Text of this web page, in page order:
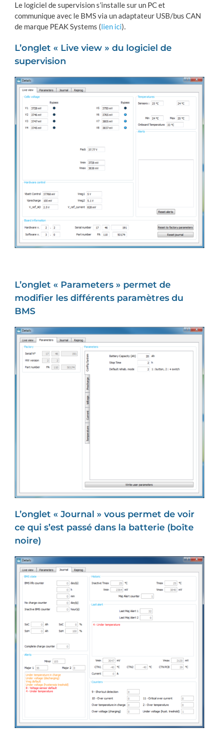
Le logiciel de supervision s’installe sur un PC et
communique avec le BMS via un adaptateur USB/bus CAN
de marque PEAK Systems (lien ici).
L’onglet « Live view » du logiciel de
supervision
L’onglet « Parameters » permet de
modifier les différents paramètres du
BMS
L’onglet « Journal » vous permet de voir
ce qui s’est passé dans la batterie (boîte
noire)